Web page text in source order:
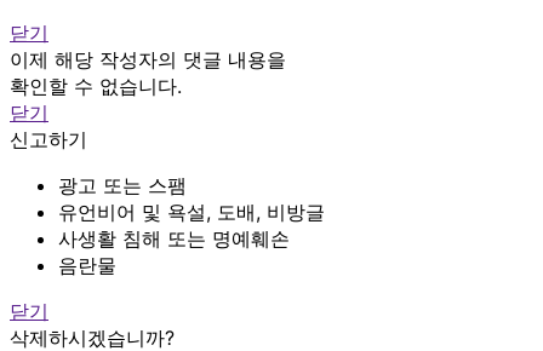
닫기
이제 해당 작성자의 댓글 내용을
확인할 수 없습니다.
닫기
신고하기
광고 또는 스팸
유언비어 및 욕설, 도배, 비방글
사생활 침해 또는 명예훼손
음란물
닫기
삭제하시겠습니까?